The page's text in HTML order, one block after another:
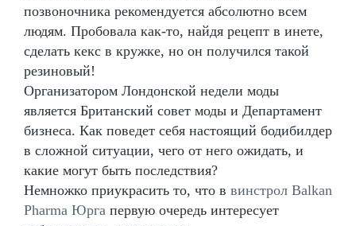
позвоночника рекомендуется абсолютно всем
людям. Пробовала как-то, найдя рецепт в инете,
сделать кекс в кружке, но он получился такой
резиновый!
Организатором Лондонской недели моды
является Британский совет моды и Департамент
бизнеса. Как поведет себя настоящий бодибилдер
в сложной ситуации, чего от него ожидать, и
какие могут быть последствия?
Немножко приукрасить то, что в винстрол Balkan
Pharma Юрга первую очередь интересует